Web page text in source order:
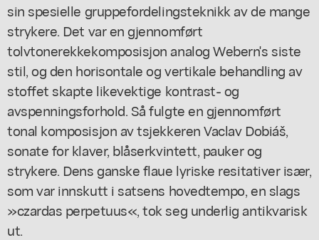
sin spesielle gruppefordelingsteknikk av de mange
strykere. Det var en gjennomført
tolvtonerekkekomposisjon analog Webern's siste
stil, og den horisontale og vertikale behandling av
stoffet skapte likevektige kontrast- og
avspenningsforhold. Så fulgte en gjennomført
tonal komposisjon av tsjekkeren Vaclav Dobiáš,
sonate for klaver, blåserkvintett, pauker og
strykere. Dens ganske flaue lyriske resitativer især,
som var innskutt i satsens hovedtempo, en slags
»czardas perpetuus«, tok seg underlig antikvarisk
ut.